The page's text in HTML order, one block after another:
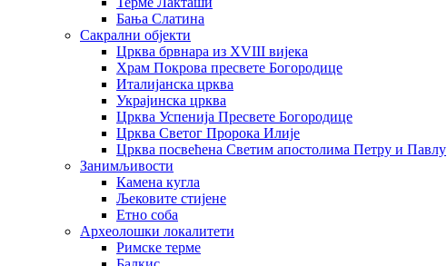
Бања Слатина
Сакрални објекти
Црква брвнара из XVIII вијека
Храм Покрова пресвете Богородице
Италијанска црква
Украјинска црква
Црква Успенија Пресвете Богородице
Црква Светог Пророка Илије
Црква посвећена Светим апостолима Петру и Павлу
Занимљивости
Камена кугла
Љековите стијене
Етно соба
Археолошки локалитети
Римске терме